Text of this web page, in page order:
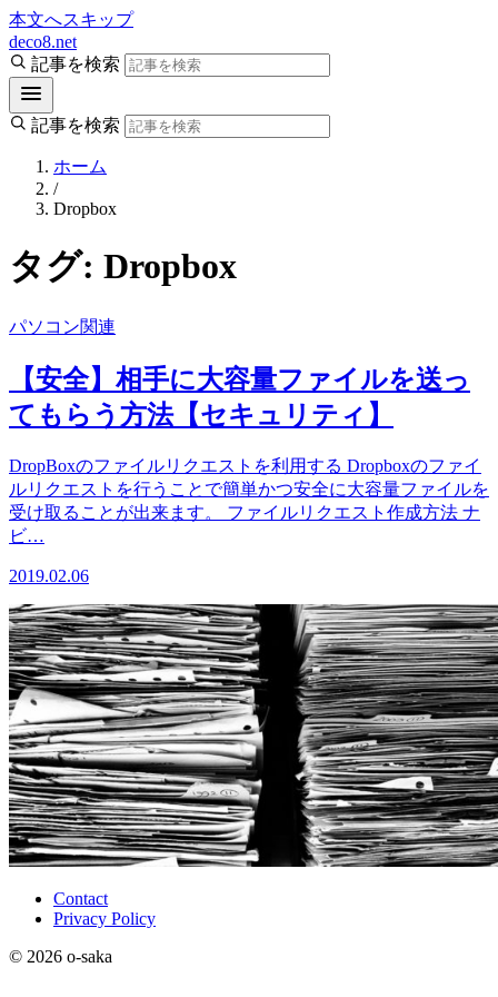
本文へスキップ
deco8.net
記事を検索
記事を検索
ホーム
/
Dropbox
タグ: Dropbox
パソコン関連
【安全】相手に大容量ファイルを送っ
てもらう方法【セキュリティ】
DropBoxのファイルリクエストを利用する Dropboxのファイ
ルリクエストを行うことで簡単かつ安全に大容量ファイルを
受け取ることが出来ます。 ファイルリクエスト作成方法 ナ
ビ…
2019.02.06
Contact
Privacy Policy
© 2026 o-saka